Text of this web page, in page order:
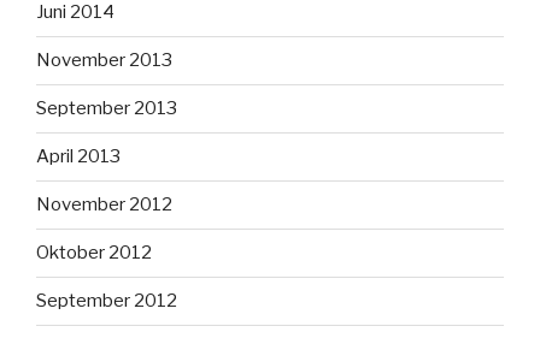
Juni 2014
November 2013
September 2013
April 2013
November 2012
Oktober 2012
September 2012